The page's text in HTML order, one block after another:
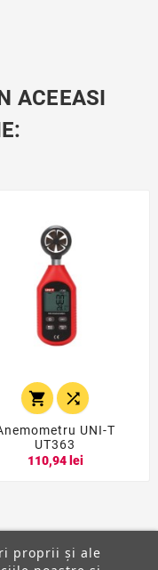
ACEEASI
 
UNI-T
UT363
110,94 lei
proprii și ale